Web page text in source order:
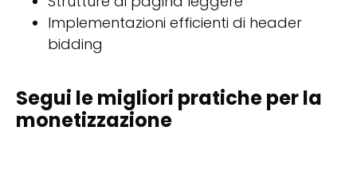
Implementazioni efficienti di header
bidding
Segui le migliori pratiche per la
monetizzazione